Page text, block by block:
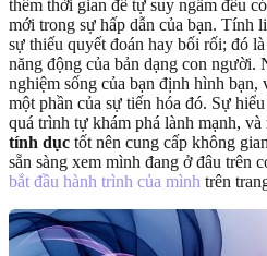
thêm thời gian để tự suy ngẫm đều
mới trong sự hấp dẫn của bạn. Tính
sự thiếu quyết đoán hay bối rối; đó
năng động của bản dạng con người.
nghiệm sống của bạn định hình bạn,
một phần của sự tiến hóa đó. Sự
quá trình tự khám phá lành mạnh, và
tính dục tốt nên cung cấp không
sẵn sàng xem mình đang ở đâu trên
bắt đầu hành trình của mình trên